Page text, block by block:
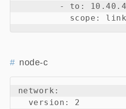
- to:
node-c
network:
  version: 2